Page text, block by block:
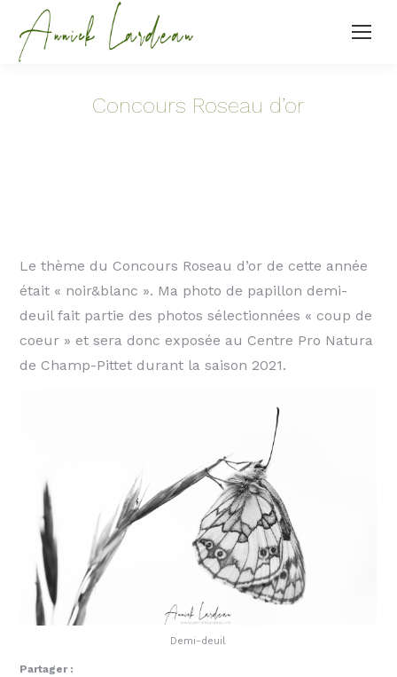
Concours Roseau d’or
Le thème du Concours Roseau d’or de cette année
était « noir&blanc ». Ma photo de papillon demi-
deuil fait partie des photos sélectionnées « coup de
coeur » et sera donc exposée au Centre Pro Natura
de Champ-Pittet durant la saison 2021.
Demi-deuil
Partager :